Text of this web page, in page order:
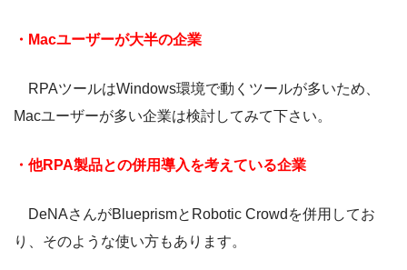
・Macユーザーが大半の企業
RPAツールはWindows環境で動くツールが多いため、
Macユーザーが多い企業は検討してみて下さい。
・他RPA製品との併用導入を考えている企業
DeNAさんがBlueprismとRobotic Crowdを併用してお
り、そのような使い方もあります。